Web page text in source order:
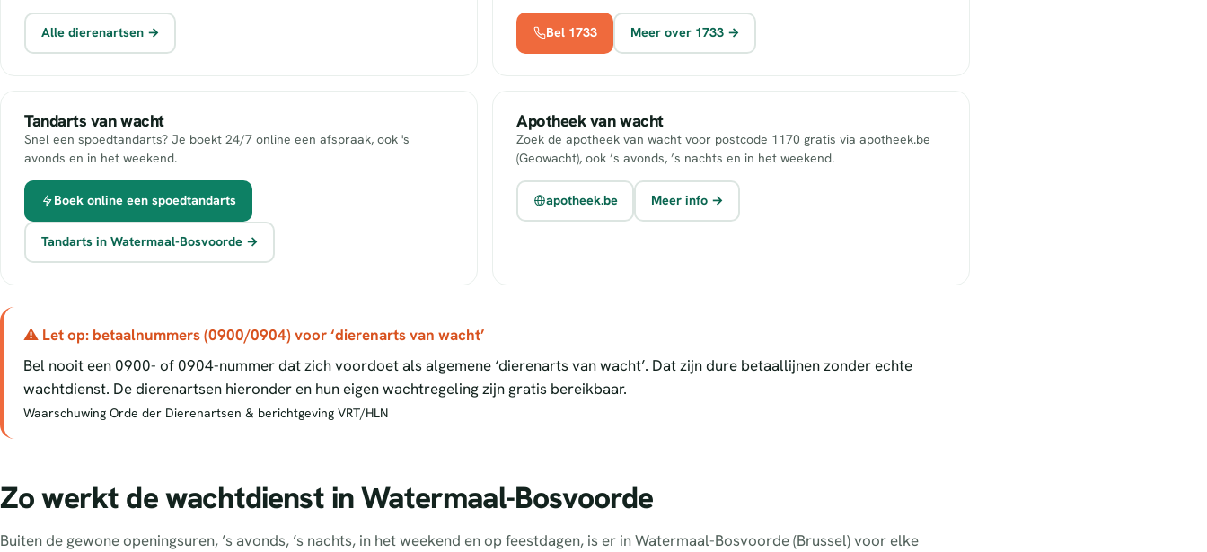
Alle dierenartsen → Bel 1733 Meer over 1733 →
Tandarts van wacht
Snel een spoedtandarts? Je boekt 24/7 online een afspraak, ook 's
avonds en in het weekend.
Boek online een spoedtandarts
Tandarts in Watermaal-Bosvoorde →
Apotheek van wacht
Zoek de apotheek van wacht voor postcode 1170 gratis via apotheek.be
(Geowacht), ook ’s avonds, ’s nachts en in het weekend.
apotheek.be Meer info →
⚠ Let op: betaalnummers (0900/0904) voor ‘dierenarts van wacht’
Bel nooit een 0900- of 0904-nummer dat zich voordoet als algemene ‘dierenarts van wacht’. Dat zijn dure betaallijnen zonder echte
wachtdienst. De dierenartsen hieronder en hun eigen wachtregeling zijn gratis bereikbaar.
Waarschuwing Orde der Dierenartsen & berichtgeving VRT/HLN
Zo werkt de wachtdienst in Watermaal-Bosvoorde
Buiten de gewone openingsuren, ’s avonds, ’s nachts, in het weekend en op feestdagen, is er in Watermaal-Bosvoorde (Brussel) voor elke